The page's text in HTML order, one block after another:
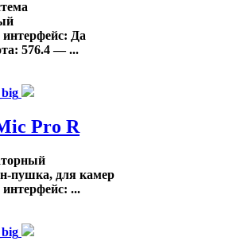
: Да
: 576.4 — ...
Pro R
пушка, для камер
: ...